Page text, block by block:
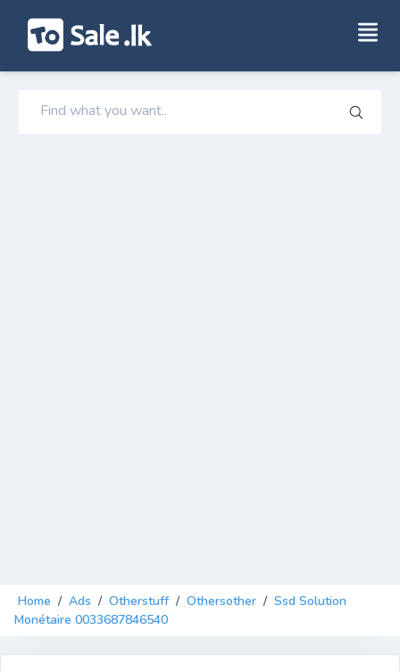
Home / Ads / Otherstuff / Othersother / Ssd Solution
Monétaire 0033687846540